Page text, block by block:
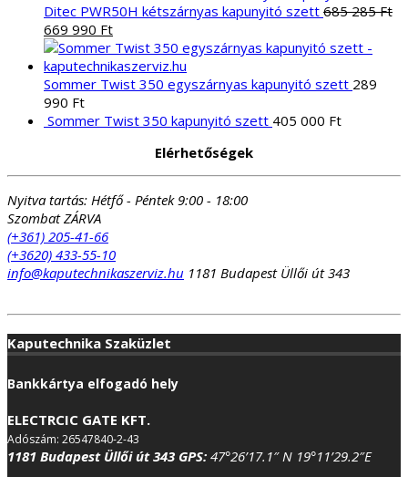
Ditec PWR50H kétszárnyas kapunyitó szett 685 285Ft
Original
price
was:
685
285 Ft.
669 990 FtCurrent
price
is:
669
Sommer Twist 350 egyszárnyas kapunyitó szett 289
990 Ft
Sommer Twist 350 kapunyitó szett 405 000 Ft
Elérhetőségek
Nyitva tartás: Hétfő - Péntek 9:00 - 18:00
Szombat ZÁRVA
(+361) 205-41-66
(+3620) 433-55-10
info@kaputechnikaszerviz.hu 1181 Budapest Üllői út 343
Kaputechnika Szaküzlet
Bankkártya elfogadó hely
ELECTRCIC GATE KFT.
Adószám: 26547840-2-43
1181 Budapest Üllői út 343 GPS: 47°26’17.1″ N 19°11’29.2″E